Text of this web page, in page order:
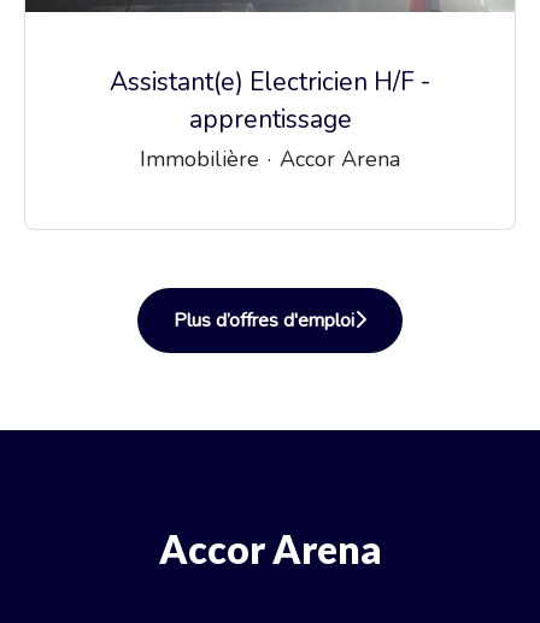
Assistant(e) Electricien H/F -
apprentissage
Immobilière · Accor Arena
Plus d’offres d'emploi
Accor Arena